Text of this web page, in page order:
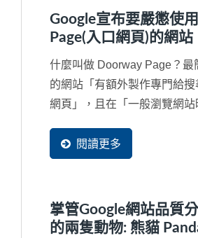
Google宣布要嚴懲使
Page(入口網頁)的網站
什麼叫做 Doorway Page？最
的網站「有額外製作專門給
網頁」，且在「一般瀏覽網站
（Domain...
閱讀更多
掌管Google網站品質
的兩隻動物: 熊貓